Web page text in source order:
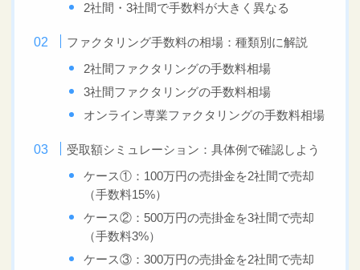
2社間・3社間で手数料が大きく異なる
ファクタリング手数料の相場：種類別に解説
2社間ファクタリングの手数料相場
3社間ファクタリングの手数料相場
オンライン専業ファクタリングの手数料相場
受取額シミュレーション：具体例で確認しよう
ケース①：100万円の売掛金を2社間で売却
（手数料15%）
ケース②：500万円の売掛金を3社間で売却
（手数料3%）
ケース③：300万円の売掛金を2社間で売却